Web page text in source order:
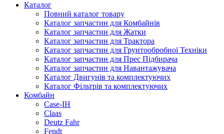
Каталог
Повний каталог товару
Каталог запчастин для Комбайнів
Каталог запчастин для Жатки
Каталог запчастин для Трактора
Каталог запчастин для Грунтообробної Техніки
Каталог запчастин для Прес Підбирача
Каталог запчастин для Навантажувача
Каталог Двигунів та комплектуючих
Каталог Фільтрів та комплектуючих
Комбайн
Case-IH
Claas
Deutz Fahr
Fendt